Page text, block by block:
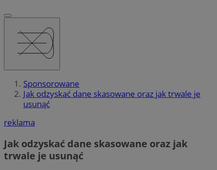
Sponsorowane
Jak odzyskać dane skasowane oraz jak trwale je
usunąć
reklama
Jak odzyskać dane skasowane oraz jak
trwale je usunąć